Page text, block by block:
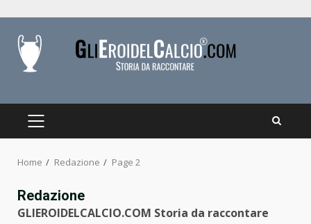
content
PRIMARY
Home Redazione Page 2
Redazione
GLIEROIDELCALCIO.COM Storia da raccontare